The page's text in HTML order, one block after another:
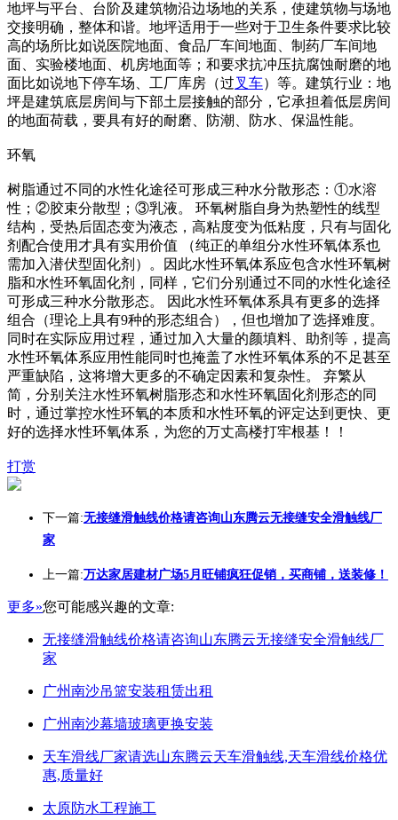
地坪与平台、台阶及建筑物沿边场地的关系，使建筑物与场地
交接明确，整体和谐。地坪适用于一些对于卫生条件要求比较
高的场所比如说医院地面、食品厂车间地面、制药厂车间地
面、实验楼地面、机房地面等；和要求抗冲压抗腐蚀耐磨的地
面比如说地下停车场、工厂库房（过叉车）等。建筑行业：地
坪是建筑底层房间与下部土层接触的部分，它承担着低层房间
的地面荷载，要具有好的耐磨、防潮、防水、保温性能。
环氧
树脂通过不同的水性化途径可形成三种水分散形态：①水溶
性；②胶束分散型；③乳液。 环氧树脂自身为热塑性的线型
结构，受热后固态变为液态，高粘度变为低粘度，只有与固化
剂配合使用才具有实用价值 （纯正的单组分水性环氧体系也
需加入潜伏型固化剂）。因此水性环氧体系应包含水性环氧树
脂和水性环氧固化剂，同样，它们分别通过不同的水性化途径
可形成三种水分散形态。 因此水性环氧体系具有更多的选择
组合（理论上具有9种的形态组合），但也增加了选择难度。
同时在实际应用过程，通过加入大量的颜填料、助剂等，提高
水性环氧体系应用性能同时也掩盖了水性环氧体系的不足甚至
严重缺陷，这将增大更多的不确定因素和复杂性。 弃繁从
简，分别关注水性环氧树脂形态和水性环氧固化剂形态的同
时，通过掌控水性环氧的本质和水性环氧的评定达到更快、更
好的选择水性环氧体系，为您的万丈高楼打牢根基！！
打赏
下一篇:无接缝滑触线价格请咨询山东腾云无接缝安全滑触线厂
家
上一篇:万达家居建材广场5月旺铺疯狂促销，买商铺，送装修！
更多»您可能感兴趣的文章:
无接缝滑触线价格请咨询山东腾云无接缝安全滑触线厂
家
广州南沙吊篮安装租赁出租
广州南沙幕墙玻璃更换安装
天车滑线厂家请选山东腾云天车滑触线,天车滑线价格优
惠,质量好
太原防水工程施工